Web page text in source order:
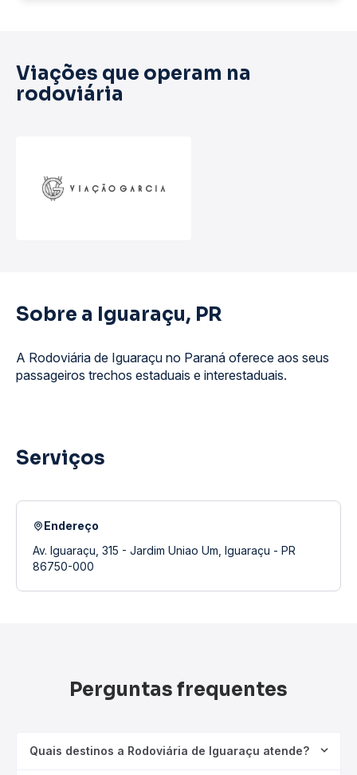
Viações que operam na
rodoviária
Sobre a Iguaraçu, PR
A Rodoviária de Iguaraçu no Paraná oferece aos seus
passageiros trechos estaduais e interestaduais.
Serviços
Endereço
Av. Iguaraçu, 315 - Jardim Uniao Um, Iguaraçu - PR
86750-000
Perguntas frequentes
Quais destinos a Rodoviária de Iguaraçu atende?